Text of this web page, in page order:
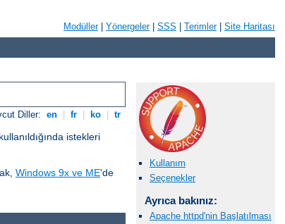
Modüller| Yönergeler| SSS Terimler| Site Haritası
Diller: en fr ko tr
istekleri
Windows 9x ve ME'de
Kullanım
Seçenekler
Ayrıca bakınız:
Apache httpd'nin Başlatılması